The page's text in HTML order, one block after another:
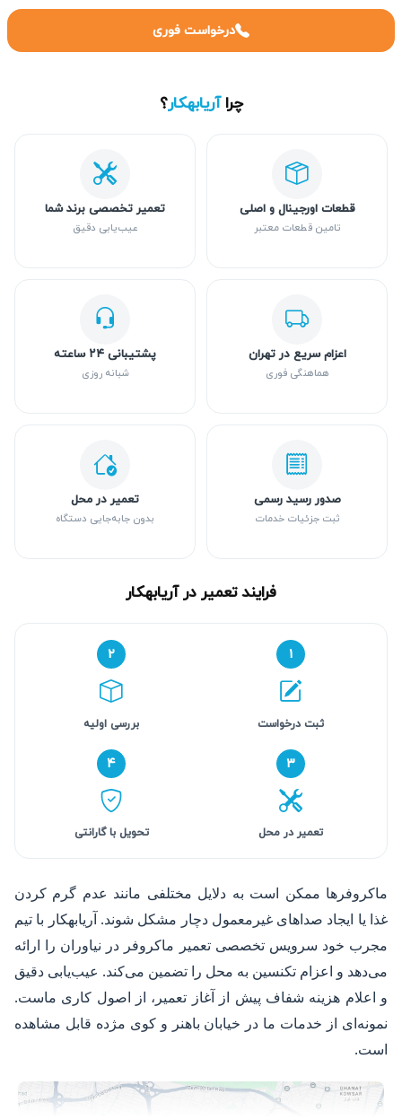
درخواست فوری
چراآریابهکار؟
قطعات اورجینال و اصلی
تامین قطعات معتبر
تعمیر تخصصی برند شما
عیب‌یابی دقیق
اعزام سریع در تهران
هماهنگی فوری
پشتیبانی ۲۴ ساعته
شبانه روزی
صدور رسید رسمی
ثبت جزئیات خدمات
تعمیر در محل
بدون جابه‌جایی دستگاه
فرایند تعمیر در آریابهکار
۱
ثبت درخواست
۲
بررسی اولیه
۳
تعمیر در محل
۴
تحویل با گارانتی
ماکروفرها ممکن است به دلایل مختلفی مانند عدم گرم کردن
غذا یا ایجاد صداهای غیرمعمول دچار مشکل شوند. آریابهکار با تیم
مجرب خود سرویس تخصصی تعمیر ماکروفر در نیاوران را ارائه
می‌دهد و اعزام تکنسین به محل را تضمین می‌کند. عیب‌یابی دقیق
و اعلام هزینه شفاف پیش از آغاز تعمیر، از اصول کاری ماست.
نمونه‌ای از خدمات ما در خیابان باهنر و کوی مژده قابل مشاهده
است.